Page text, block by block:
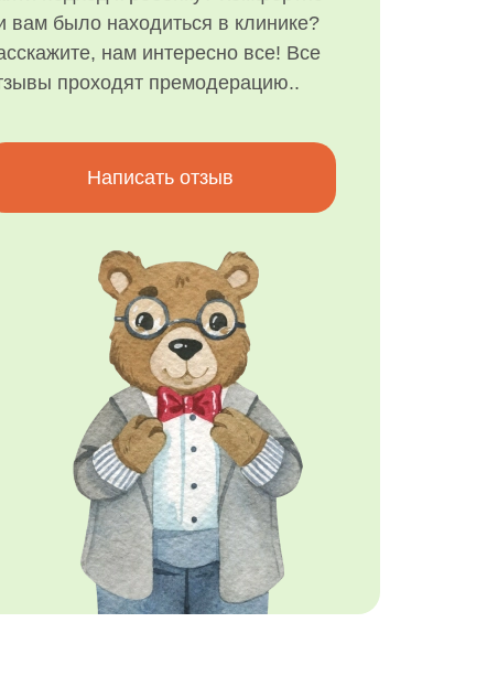
вам было находиться в клинике?
нам интересно все! Все
проходят премодерацию..
Написать отзыв